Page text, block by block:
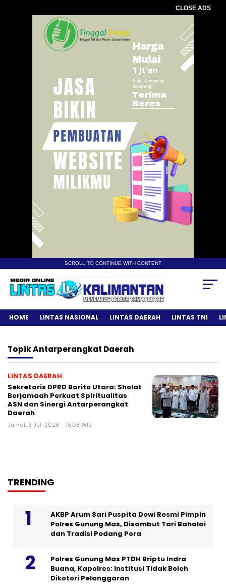
CLOSE ADS
SCROLL TO CONTINUE WITH CONTENT
HOME LINTAS NASIONAL LINTAS DAERAH LINTAS TNI
TopikAntarperangkat Daerah
LINTAS DAERAH
Sekretaris DPRD Barito Utara: Sholat
Berjamaah Perkuat Spiritualitas
ASN dan Sinergi Antarperangkat
Daerah
Jumat, 3 Juli 2026 - 15:08 WIB
TRENDING
AKBP Arum Sari Puspita Dewi Resmi Pimpin
Polres Gunung Mas, Disambut Tari Bahalai
dan Tradisi Pedang Pora
Polres Gunung Mas PTDH Briptu Indra
Buana, Kapolres: Institusi Tidak Boleh
Dikotori Pelanggaran